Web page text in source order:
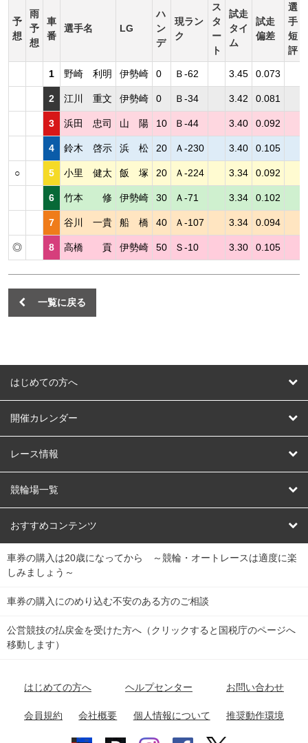
予
想
雨
予
想
車
番
選手名 LG
ハ
ン
デ
現ラン
ク
ス
タ
ー
ト
試走
タイ
ム
試走
偏差
選
手
短
評
1 野崎 利明 伊勢崎 0 Ｂ-62 3.45 0.073
2 江川 重文 伊勢崎 0 Ｂ-34 3.42 0.081
3 浜田 忠司 山 陽 10 Ｂ-44 3.40 0.092
4 鈴木 啓示 浜 松 20 Ａ-230 3.40 0.105
○ 5 小里 健太 飯 塚 20 Ａ-224 3.34 0.092
6 竹本 修 伊勢崎 30 Ａ-71 3.34 0.102
7 谷川 一貴 船 橋 40 Ａ-107 3.34 0.094
◎ 8 高橋 貢 伊勢崎 50 Ｓ-10 3.30 0.105
一覧に戻る
はじめての方へ
はじめての方へ
開催カレンダー
競輪
オートレース
競輪くじ
Dokanto!
チャリロトプラザ
レース情報
レース予想
レース結果
キャリーオーバー一覧
競輪場一覧
北日本 函館競輪場
関
東
弥彦競輪場 前橋競輪場 取手競輪場 宇都宮競輪場
関
東
小田原競輪場
名古屋競輪場 岐阜競輪場 大垣競輪場 豊橋競輪場
富山競輪場 松阪競輪場 四日市競輪場
おすすめコンテンツ
競輪選手情報
Perfecta Navi
netkeirin
車券の購入は20歳になってから ～競輪・オートレースは適度に楽
しみましょう～
車券の購入にのめり込む不安のある方のご相談
公営競技の払戻金を受けた方へ（クリックすると国税庁のページへ
移動します）
はじめての方へ ヘルプセンター お問い合わせ
会員規約 会社概要 個人情報について 推奨動作環境